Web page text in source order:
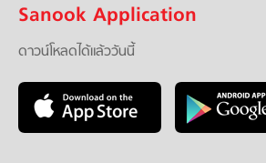
Sanook Application
ดาวน์โหลดได้แล้ววันนี้